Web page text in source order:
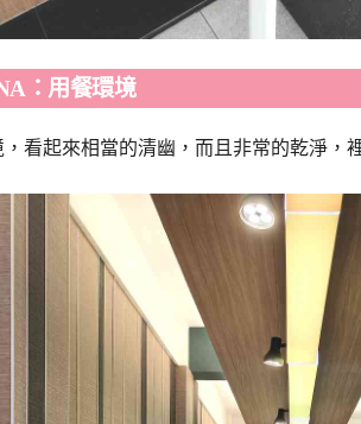
：用餐環境
看起來相當的清幽，而且非常的乾淨，